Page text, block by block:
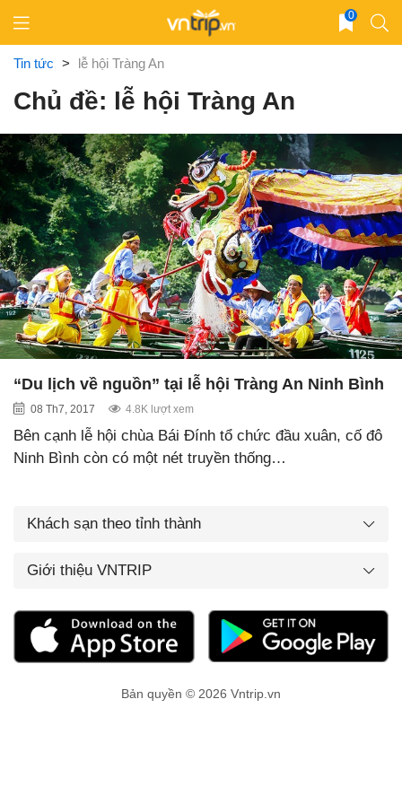
content
0
Tin tức > lễ hội Tràng An
Chủ đề: lễ hội Tràng An
“Du lịch về nguồn” tại lễ hội Tràng An Ninh Bình
08 Th7, 2017 4.8K lượt xem
Bên cạnh lễ hội chùa Bái Đính tổ chức đầu xuân, cố đô
Ninh Bình còn có một nét truyền thống…
Khách sạn theo tỉnh thành
Giới thiệu VNTRIP
Bản quyền © 2026 Vntrip.vn